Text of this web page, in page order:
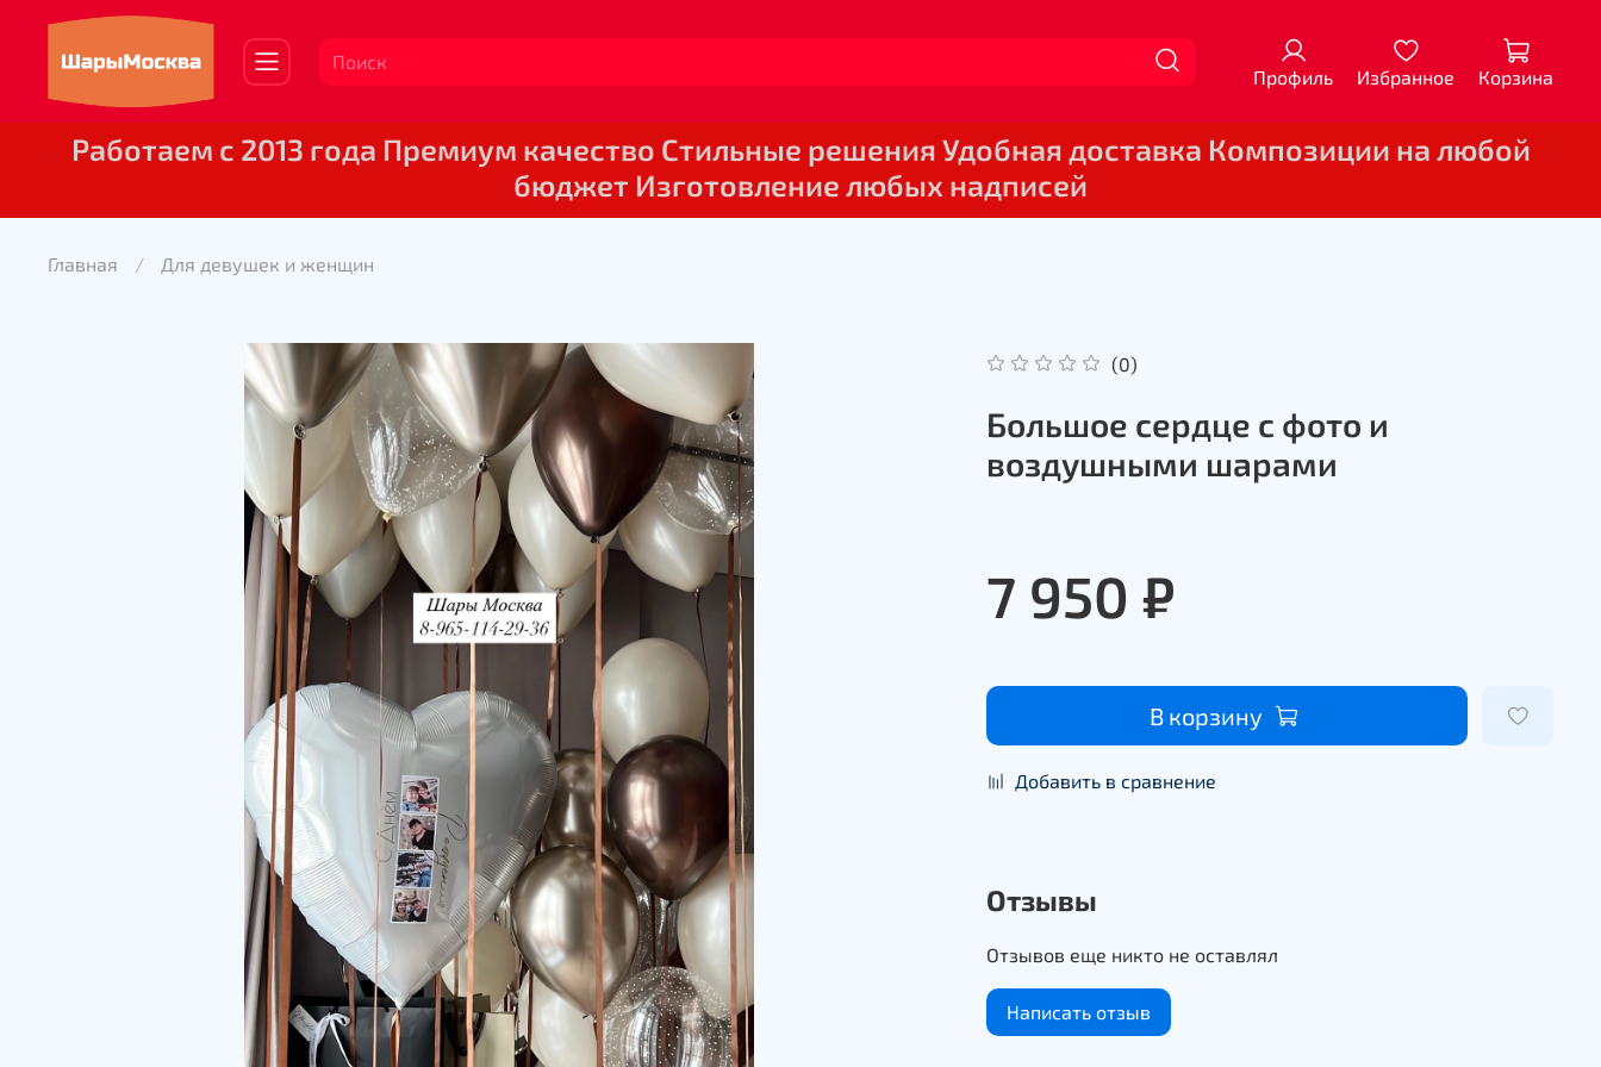
Профиль Избранное Корзина
Работаем с 2013 года Премиум качество Стильные решения Удобная доставка Композиции на любой
бюджет Изготовление любых надписей
Главная Для девушек и женщин
(0)
Большое сердце с фото и
воздушными шарами
7 950 ₽
В корзину
Добавить в сравнение
Отзывы
Отзывов еще никто не оставлял
Написать отзыв